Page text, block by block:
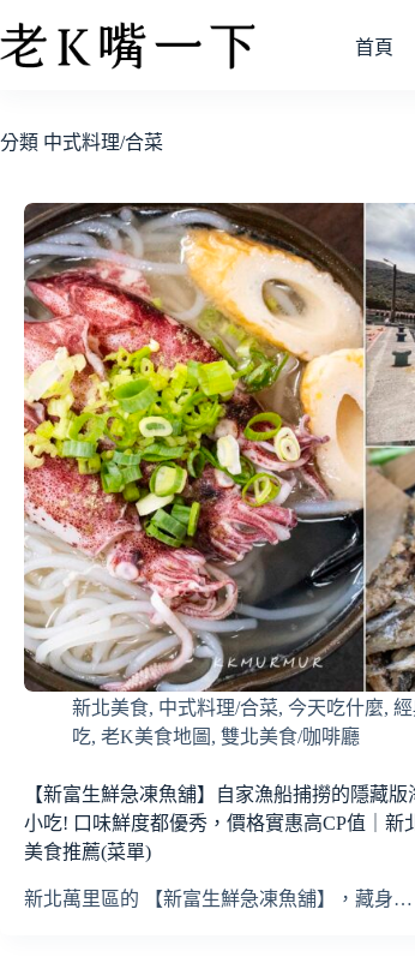
首頁
分類 中式料理/合菜
新北美食, 中式料理/合菜, 今天吃什麼,
吃, 老K美食地圖 , 雙北美食/咖啡廳
【新富生鮮急凍魚舖】自家漁船捕撈的隱藏版
小吃! 口味鮮度都優秀，價格實惠高CP值｜新
美食推薦(菜單)
新北萬里區的 【新富生鮮急凍魚舖】，藏身…